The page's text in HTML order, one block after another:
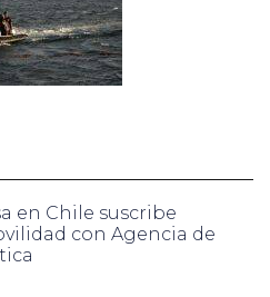
en Chile suscribe
con Agencia de